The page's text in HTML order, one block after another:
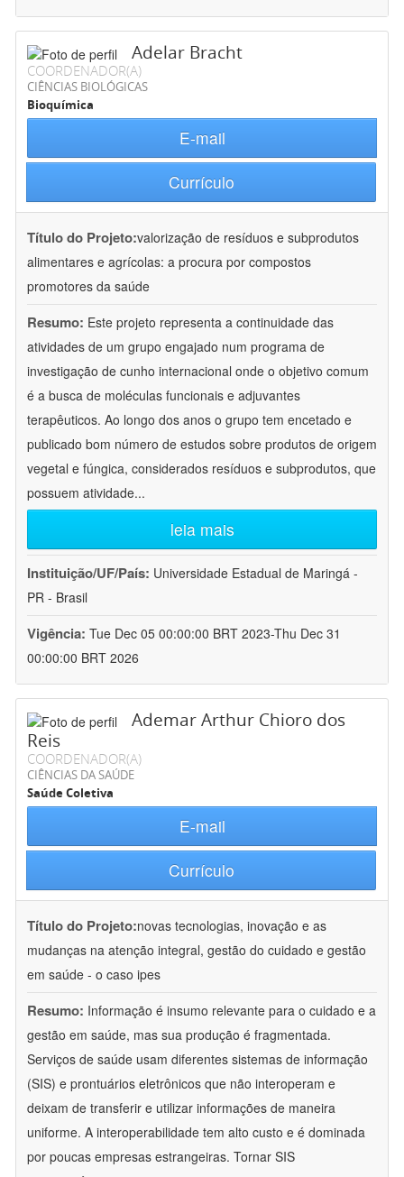
Adelar Bracht
COORDENADOR(A)
CIÊNCIAS BIOLÓGICAS
Bioquímica
E-mail
Currículo
Título do Projeto:valorização de resíduos e subprodutos
alimentares e agrícolas: a procura por compostos
promotores da saúde
Resumo: Este projeto representa a continuidade das
atividades de um grupo engajado num programa de
investigação de cunho internacional onde o objetivo comum
é a busca de moléculas funcionais e adjuvantes
terapêuticos. Ao longo dos anos o grupo tem encetado e
publicado bom número de estudos sobre produtos de origem
vegetal e fúngica, considerados resíduos e subprodutos, que
possuem atividade...
leia mais
Instituição/UF/País: Universidade Estadual de Maringá -
PR - Brasil
Vigência: Tue Dec 05 00:00:00 BRT 2023-Thu Dec 31
00:00:00 BRT 2026
Ademar Arthur Chioro dos
Reis
COORDENADOR(A)
CIÊNCIAS DA SAÚDE
Saúde Coletiva
E-mail
Currículo
Título do Projeto:novas tecnologias, inovação e as
mudanças na atenção integral, gestão do cuidado e gestão
em saúde - o caso ipes
Resumo: Informação é insumo relevante para o cuidado e a
gestão em saúde, mas sua produção é fragmentada.
Serviços de saúde usam diferentes sistemas de informação
(SIS) e prontuários eletrônicos que não interoperam e
deixam de transferir e utilizar informações de maneira
uniforme. A interoperabilidade tem alto custo e é dominada
por poucas empresas estrangeiras. Tornar SIS